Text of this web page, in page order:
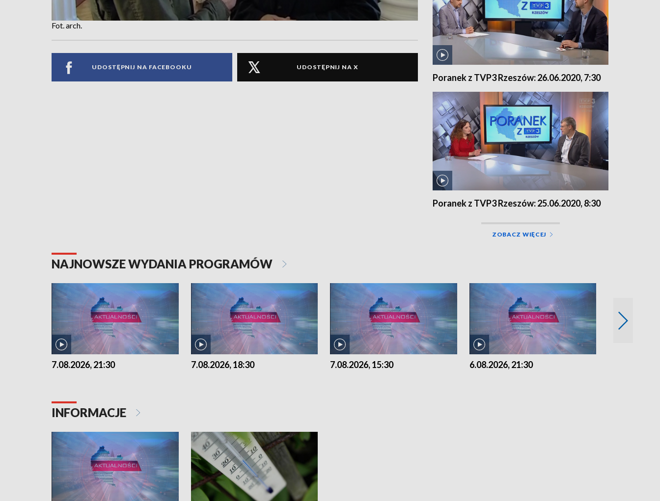
Fot. arch.
UDOSTĘPNIJ NA FACEBOOKU UDOSTĘPNIJ NA X
Poranek z TVP3 Rzeszów: 26.06.2020, 7:30
Poranek z TVP3 Rzeszów: 25.06.2020, 8:30
ZOBACZ WIĘCEJ
NAJNOWSZE WYDANIA PROGRAMÓW
7.08.2026, 21:30 7.08.2026, 18:30 7.08.2026, 15:30 6.08.2026, 21:30
INFORMACJE